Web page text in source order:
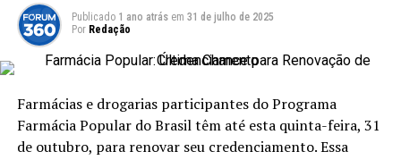
Publicado 1 ano atrás em 31 de julho de 2025
Por Redação
Farmácias e drogarias participantes do Programa
Farmácia Popular do Brasil têm até esta quinta-feira, 31
de outubro, para renovar seu credenciamento. Essa